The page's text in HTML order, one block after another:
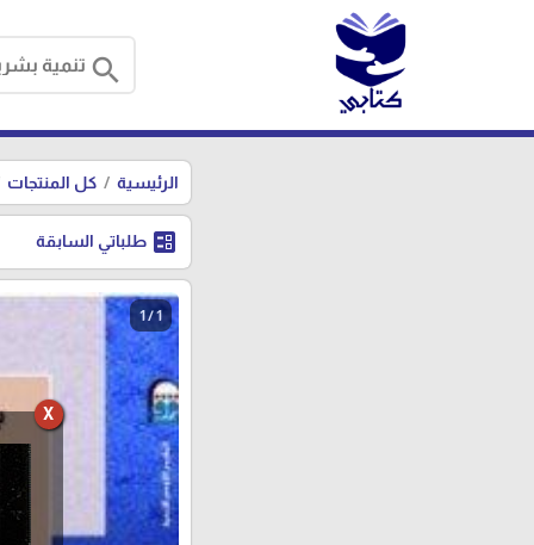
search
الرئيسية كل المنتجات
ballot طلباتي السابقة
X
1 / 1